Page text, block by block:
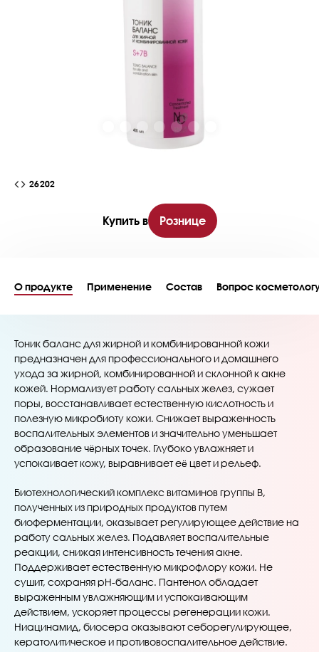
26202
Купить в Рознице
О продукте Применение Состав Вопрос
Тоник баланс для жирной и комбинированной кожи
предназначен для профессионального и домашнего
ухода за жирной, комбинированной и склонной к акне
кожей. Нормализует работу сальных желез, сужает
поры, восстанавливает естественную кислотность и
полезную микробиоту кожи. Снижает выраженность
воспалительных элементов и значительно уменьшает
образование чёрных точек. Глубоко увлажняет и
успокаивает кожу, выравнивает её цвет и рельеф.
Биотехнологический комплекс витаминов группы В,
полученных из природных продуктов путем
биоферментации, оказывает регулирующее действие на
работу сальных желез. Подавляет воспалительные
реакции, снижая интенсивность течения акне.
Поддерживает естественную микрофлору кожи. Не
сушит, сохраняя pH-баланс. Пантенол обладает
выраженным увлажняющим и успокаивающим
действием, ускоряет процессы регенерации кожи.
Ниацинамид, биосера оказывают себорегулирующее,
кератолитическое и противовоспалительное действие.